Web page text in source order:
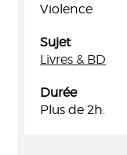
Violence
Sujet
Livres & BD
Durée
Plus de 2h.